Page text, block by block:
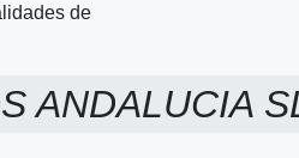
de
ANDALUCIA